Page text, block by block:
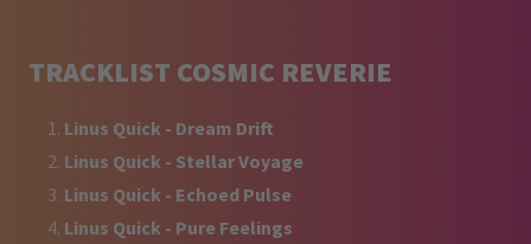
TRACKLIST COSMIC REVERIE
Linus Quick - Dream Drift
Linus Quick - Stellar Voyage
Linus Quick - Echoed Pulse
Linus Quick - Pure Feelings